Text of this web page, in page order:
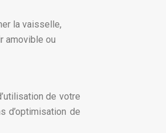
la vaisselle,
amovible ou
de votre
d’optimisation de